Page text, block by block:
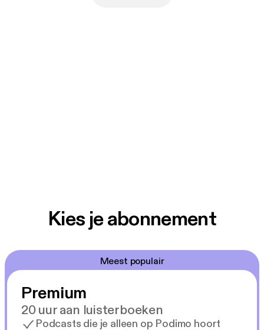
Kies je abonnement
Meest populair
Premium
20 uur aan luisterboeken
Podcasts die je alleen op Podimo hoort